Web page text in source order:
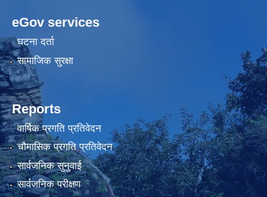
eGov services
घटना दर्ता
सामाजिक सुरक्षा
Reports
वार्षिक प्रगति प्रतिवेदन
चौमासिक प्रगति प्रतिवेदन
सार्वजनिक सुनुवाई
सार्वजनिक परीक्षण